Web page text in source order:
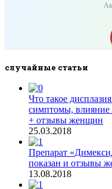
случайные статьи
Что такое
симптомы, влияние
+ отзывы женщин
25.03.2018
Препарат
показан и отзывы
13.08.2018